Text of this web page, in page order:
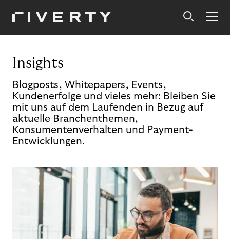
Insights
Blogposts, Whitepapers, Events,
Kundenerfolge und vieles mehr: Bleiben Sie
mit uns auf dem Laufenden in Bezug auf
aktuelle Branchenthemen,
Konsumentenverhalten und Payment-
Entwicklungen.